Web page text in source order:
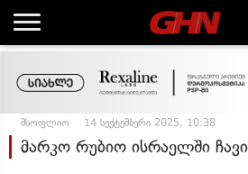
მსოფლიო 14 სექტემბერი 2025, 10:38
მარკო რუბიო ისრაელში